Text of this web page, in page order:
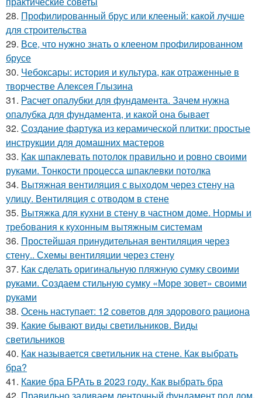
28. Профилированный брус или клееный: какой лучше
для строительства
29. Все, что нужно знать о клееном профилированном
брусе
30. Чебоксары: история и культура, как отраженные в
творчестве Алексея Глызина
31. Расчет опалубки для фундамента. Зачем нужна
опалубка для фундамента, и какой она бывает
32. Создание фартука из керамической плитки: простые
инструкции для домашних мастеров
33. Как шпаклевать потолок правильно и ровно своими
руками. Тонкости процесса шпаклевки потолка
34. Вытяжная вентиляция с выходом через стену на
улицу. Вентиляция с отводом в стене
35. Вытяжка для кухни в стену в частном доме. Нормы и
требования к кухонным вытяжным системам
36. Простейшая принудительная вентиляция через
стену.. Схемы вентиляции через стену
37. Как сделать оригинальную пляжную сумку своими
руками. Создаем стильную сумку «Море зовет» своими
руками
38. Осень наступает: 12 советов для здорового рациона
39. Какие бывают виды светильников. Виды
светильников
40. Как называется светильник на стене. Как выбрать
бра?
41. Какие бра БРАть в 2023 году. Как выбрать бра
42. Правильно заливаем ленточный фундамент под дом.